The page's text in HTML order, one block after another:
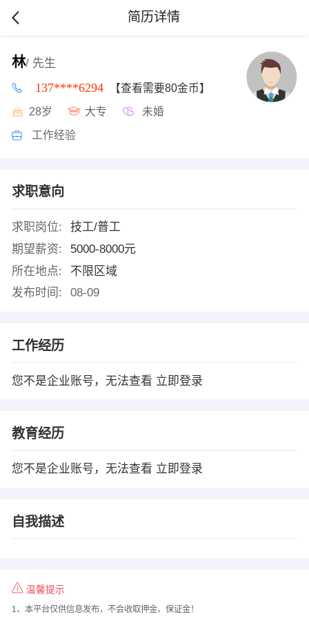
简历详情
林/ 先生
137****6294 【查看需要80金币】
28岁 大专 未婚
工作经验
求职意向
求职岗位:
技工/普工
期望薪资:
5000-8000元
所在地点:
不限区域
发布时间:
08-09
工作经历
您不是企业账号，无法查看 立即登录
教育经历
您不是企业账号，无法查看 立即登录
自我描述
温馨提示
1、本平台仅供信息发布，不会收取押金、保证金！